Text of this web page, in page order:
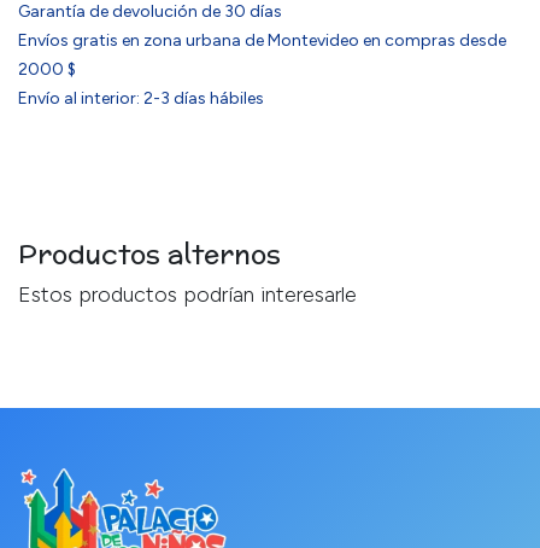
Garantía de devolución de 30 días
Envíos gratis en zona urbana de Montevideo en compras desde
2000 $
Envío al interior: 2-3 días hábiles
Productos alternos
Estos productos podrían interesarle